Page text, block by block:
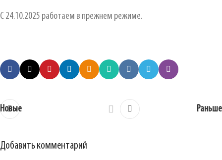
С 24.10.2025 работаем в прежнем режиме.
Новые Раньше
Добавить комментарий